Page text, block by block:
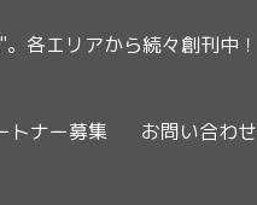
各エリアから続々創刊中！
トナー募集 お問い合わせ